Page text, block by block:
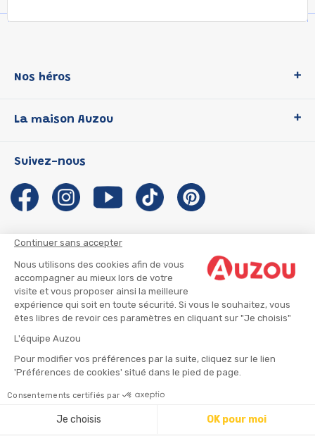
Continuer sans accepter
Nous utilisons des cookies afin de vous
accompagner au mieux lors de votre
visite et vous proposer ainsi la meilleure
expérience qui soit en toute sécurité. Si vous le souhaitez, vous
êtes libres de revoir ces paramètres en cliquant sur "Je choisis"
L'équipe Auzou
Pour modifier vos préférences par la suite, cliquez sur le lien
'Préférences de cookies' situé dans le pied de page.
Consentements certifiés par
Je choisis OK pour moi
Nos héros
P'tit Loup
Les Influenceuses
Migali
Petite Taupe
La maison Auzou
Notre histoire
Auzou s'engage
Auteurs et illustrateurs Auzou
Suivre mon colis
Infos consommateur
Suivez-nous
CGU
CGV
Mentions légales
© 2026 - AUZOU |